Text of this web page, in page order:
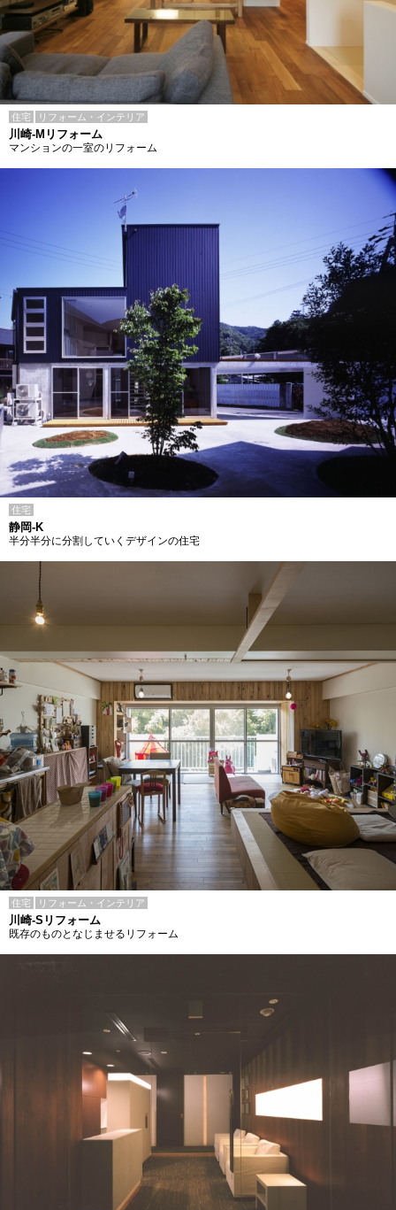
住宅 リフォーム・インテリア
川崎-Mリフォーム
マンションの一室のリフォーム
住宅
静岡-K
半分半分に分割していくデザインの住宅
住宅 リフォーム・インテリア
川崎-Sリフォーム
既存のものとなじませるリフォーム